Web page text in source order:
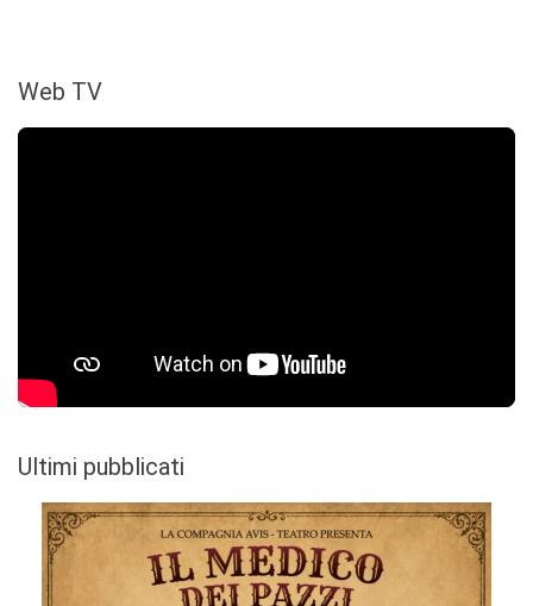
Web TV
Ultimi pubblicati